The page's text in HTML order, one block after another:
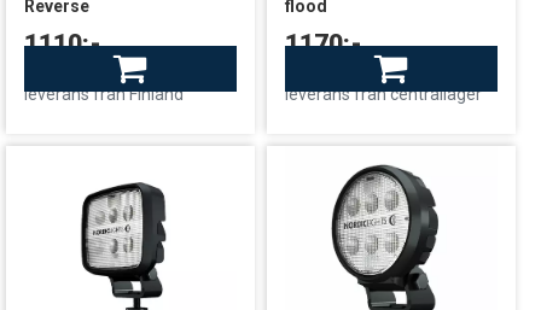
Reverse
1110:-
leverans från Finland
flood
1170:-
Beställningsvara
leverans från centrallager